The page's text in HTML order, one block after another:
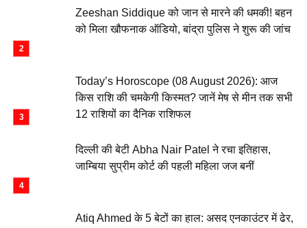
Zeeshan Siddique को जान से मारने की धमकी! बहन
को मिला खौफनाक ऑडियो, बांद्रा पुलिस ने शुरू की जांच
Today’s Horoscope (08 August 2026): आज
किस राशि की चमकेगी किस्मत? जानें मेष से मीन तक सभी
12 राशियों का दैनिक राशिफल
दिल्ली की बेटी Abha Nair Patel ने रचा इतिहास,
जाम्बिया सुप्रीम कोर्ट की पहली महिला जज बनीं
Atiq Ahmed के 5 बेटों का हाल: असद एनकाउंटर में ढेर,